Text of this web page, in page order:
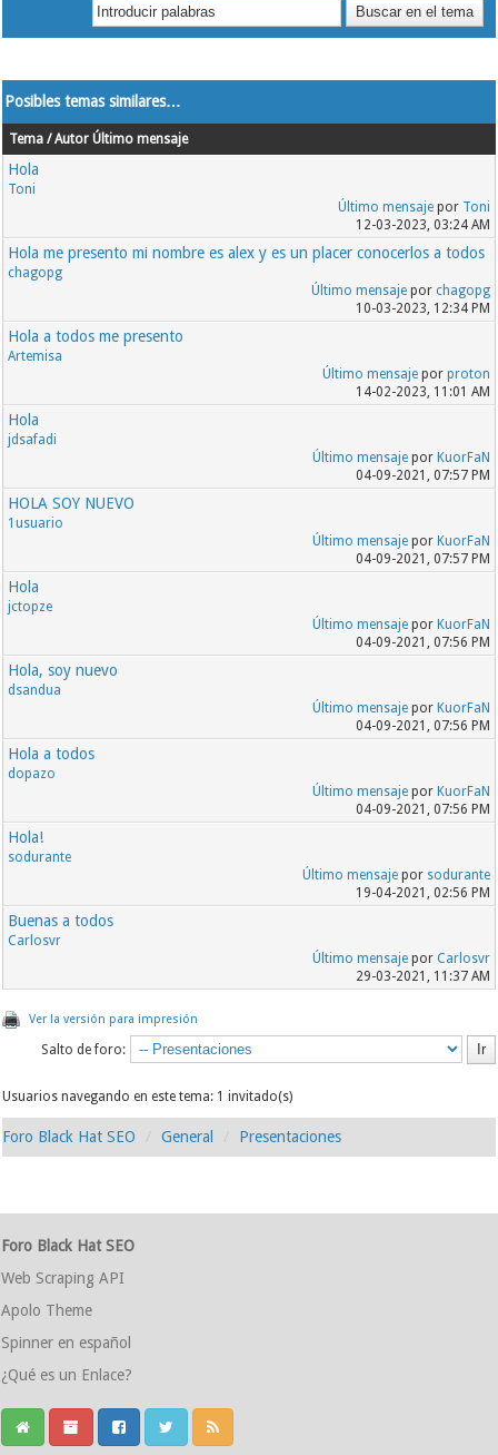
Posibles temas similares…
Tema / Autor Último mensaje
Hola
Toni
Último mensajepor Toni
12-03-2023, 03:24 AM
Hola me presento mi nombre es alex y es un placer conocerlos a todos
chagopg
Último mensajepor chagopg
10-03-2023, 12:34 PM
Hola a todos me presento
Artemisa
Último mensajepor proton
14-02-2023, 11:01 AM
Hola
jdsafadi
Último mensajepor KuorFaN
04-09-2021, 07:57 PM
HOLA SOY NUEVO
1usuario
Último mensajepor KuorFaN
04-09-2021, 07:57 PM
Hola
jctopze
Último mensajepor KuorFaN
04-09-2021, 07:56 PM
Hola, soy nuevo
dsandua
Último mensajepor KuorFaN
04-09-2021, 07:56 PM
Hola a todos
dopazo
Último mensajepor KuorFaN
04-09-2021, 07:56 PM
Hola!
sodurante
Último mensajepor sodurante
19-04-2021, 02:56 PM
Buenas a todos
Carlosvr
Último mensajepor Carlosvr
29-03-2021, 11:37 AM
Ver la versión para impresión
Salto de foro:
Usuarios navegando en este tema: 1 invitado(s)
Foro Black Hat SEO General Presentaciones
Foro Black Hat SEO
Web Scraping API
Apolo Theme
Spinner en español
¿Qué es un Enlace?